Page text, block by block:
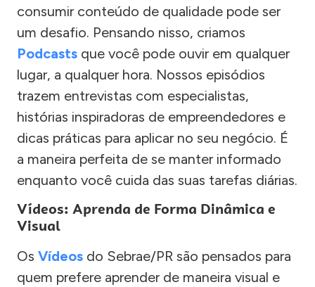
consumir conteúdo de qualidade pode ser
um desafio. Pensando nisso, criamos
Podcasts que você pode ouvir em qualquer
lugar, a qualquer hora. Nossos episódios
trazem entrevistas com especialistas,
histórias inspiradoras de empreendedores e
dicas práticas para aplicar no seu negócio. É
a maneira perfeita de se manter informado
enquanto você cuida das suas tarefas diárias.
Vídeos: Aprenda de Forma Dinâmica e
Visual
Os Vídeos do Sebrae/PR são pensados para
quem prefere aprender de maneira visual e